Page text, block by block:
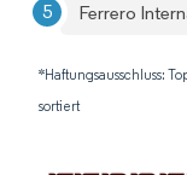
Ferrero
*Haftungsausschluss:
sortiert